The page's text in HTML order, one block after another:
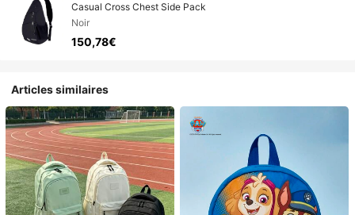
Casual Cross Chest Side Pack
Noir
150,78€
Articles similaires